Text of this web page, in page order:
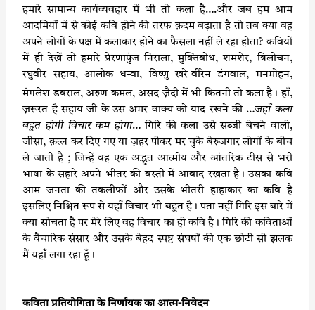
हमारे सामान्य कार्यव्यवहार में भी तो कला है….और जब हम आम
आदमियों में से कोई कवि होने की तरफ क़दम बढ़ाता है तो तब क्या वह
अपने लोगों के पक्ष में कलाकार होने का फैसला नहीं ले रहा होता? कवियों
में ही देखें तो हमारे प्रेरणापुंज निराला, मुक्तिबोध, शमशेर, त्रिलोचन,
रघुवीर सहाय, आलोक धन्वा, विष्णु खरे वीरेन डंगवाल, मनमोहन,
मंगलेश डबराल, अरुण कमल, असद ज़ैदी में भी कितनी तो कला है। हाँ,
ज़रूरत है सहाय जी के उस अमर वाक्य को याद रखने की …जहाँ कला
बहुत होगी विचार कम होगा… गिरि की कला उसे सब्जी बेचने वाली,
जीसा, क़त्ल कर दिए गए या ज़हर पीकर मर चुके बेरुजगार लोगों के बीच
ले जाती है ; जिन्हें वह एक अद्भुत आत्मीय और आंतरिक टीस से भरी
भाषा के सहारे अपने भीतर की बस्ती में आबाद रखता है। उसका कवि
आम जनता की तकलीफों और उसके भीतरी हाहाकार का कवि है
इसलिए निश्चित रूप से यहाँ विचार भी बहुत है। पता नहीं गिरि इस बारे में
क्या सोचता है पर मेरे लिए वह विचार का ही कवि है। गिरि की कविताओं
के वैचारिक संसार और उसके बेहद स्पष्ट संघर्षों की एक छोटी सी झलक
मैं यहाँ लगा रहा हूँ।
कविता प्रतियोगिता के निर्णायक का आत्म-निवेदन